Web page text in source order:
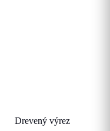
Drevený výrez